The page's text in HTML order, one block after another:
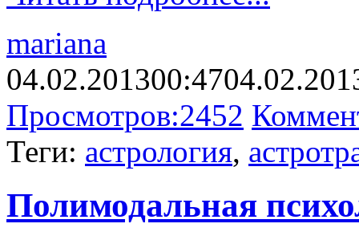
mariana
04.02.201300:47
Просмотров:2452
Теги: астрология,
Полимодальная